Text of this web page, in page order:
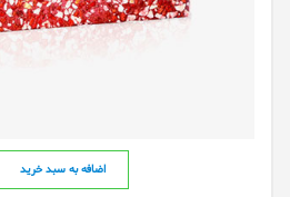
اضافه به سبد خرید